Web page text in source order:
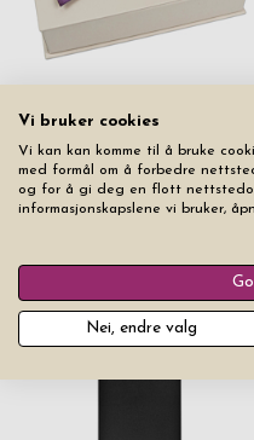
Fra
Vi bruker cookies
Vi kan kan komme til å bruke
med formål om å forbedre
og for å gi deg en flott
informasjonskapslene vi bruker,
Nei, endre valg